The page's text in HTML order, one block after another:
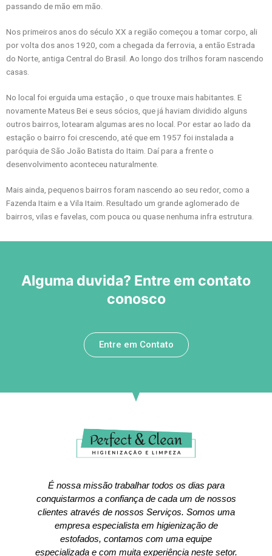
passando de mão em mão.
Nos primeiros anos do século XX a região começou a tomar corpo, ali
por volta dos anos 1920, com a chegada da ferrovia, a então Estrada
do Norte, antiga Central do Brasil. Ao longo dos trilhos foram nascendo
casas.
No local foi erguida uma estação , o que trouxe mais habitantes. E
novamente Mateus Bei e seus sócios, que já haviam dividido alguns
outros bairros, lotearam algumas ares no local. Por estar ao lado da
estação o bairro foi crescendo, até que em 1957 foi instalada a
paróquia de São João Batista do Itaim. Daí para a frente o
desenvolvimento aconteceu naturalmente.
Mais ainda, pequenos bairros foram nascendo ao seu redor, como a
Fazenda Itaim e a Vila Itaim. Resultado um grande aglomerado de
bairros, vilas e favelas, com pouca ou quase nenhuma infra estrutura.
Alguma duvida? Entre em contato
conosco
Entre em Contato
É nossa missão trabalhar todos os dias para
conquistarmos a confiança de cada um de nossos
clientes através de nossos Serviços. Somos uma
empresa especialista em higienização de
estofados, contamos com uma equipe
especializada e com muita experiência neste setor.